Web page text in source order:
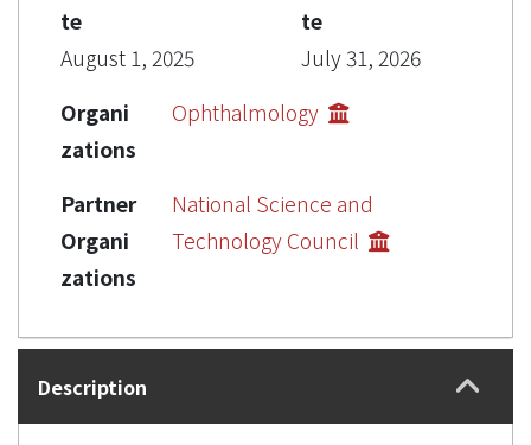
te
August 1, 2025
te
July 31, 2026
Organi
zations
Ophthalmology
Partner
Organi
zations
National Science and
Technology Council
Description